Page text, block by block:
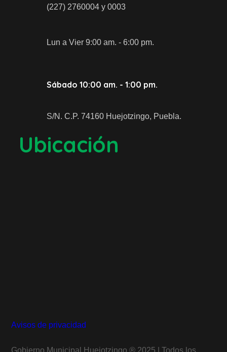
(227) 2760004 y 0003
Lun a Vier 9:00 am. - 6:00 pm.
Sábado 10:00 am. - 1:00 pm.
S/N. C.P. 74160 Huejotzingo, Puebla.
Ubicación
Avisos de privacidad